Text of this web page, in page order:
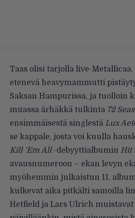
Taas olisi tarjolla live-
etenevä heavymammutti
Saksan Hampurissa, ja tuolloin
muassa ärhäkkä tulkinta 72
ensimmäisestä singlestä Lux
se kappale, josta voi kuulla
Kill ’Em All-debyyttialbumin Hit
avausnumeroon – ekan levyn
myöhemmin julkaistun 11.
kulkevat aika pitkälti samoilla
Hetfield ja Lars Ulrich